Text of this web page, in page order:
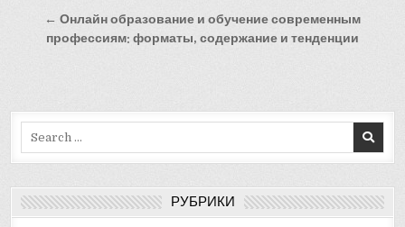
записям
← Онлайн образование и обучение современным
профессиям: форматы, содержание и тенденции
РУБРИКИ